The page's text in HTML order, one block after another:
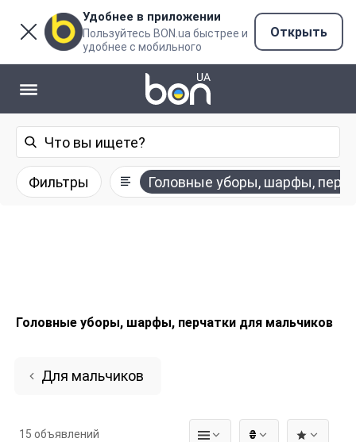
Удобнее в приложении
Пользуйтесь BON.ua быстрее и
удобнее с мобильного
Открыть
Фильтры Головные уборы, шарфы,
Головные уборы, шарфы, перчатки для мальчиков
Для мальчиков
₴
15 объявлений